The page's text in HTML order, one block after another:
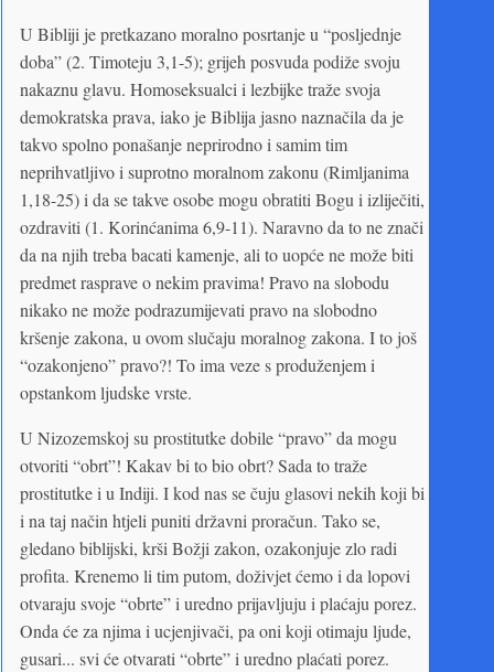
U Bibliji je pretkazano moralno posrtanje u “posljednje
doba” (2. Timoteju 3,1-5); grijeh posvuda podiže svoju
nakaznu glavu. Homoseksualci i lezbijke traže svoja
demokratska prava, iako je Biblija jasno naznačila da je
takvo spolno ponašanje neprirodno i samim tim
neprihvatljivo i suprotno moralnom zakonu (Rimljanima
1,18-25) i da se takve osobe mogu obratiti Bogu i izliječiti,
ozdraviti (1. Korinćanima 6,9-11). Naravno da to ne znači
da na njih treba bacati kamenje, ali to uopće ne može biti
predmet rasprave o nekim pravima! Pravo na slobodu
nikako ne može podrazumijevati pravo na slobodno
kršenje zakona, u ovom slučaju moralnog zakona. I to još
“ozakonjeno” pravo?! To ima veze s produženjem i
opstankom ljudske vrste.
U Nizozemskoj su prostitutke dobile “pravo” da mogu
otvoriti “obrt”! Kakav bi to bio obrt? Sada to traže
prostitutke i u Indiji. I kod nas se čuju glasovi nekih koji bi
i na taj način htjeli puniti državni proračun. Tako se,
gledano biblijski, krši Božji zakon, ozakonjuje zlo radi
profita. Krenemo li tim putom, doživjet ćemo i da lopovi
otvaraju svoje “obrte” i uredno prijavljuju i plaćaju porez.
Onda će za njima i ucjenjivači, pa oni koji otimaju ljude,
gusari... svi će otvarati “obrte” i uredno plaćati porez.